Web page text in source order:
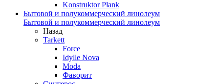
Konstruktor Plank
Бытовой и полукоммерческий линолеум
Бытовой и полукоммерческий линолеум
Назад
Tarkett
Force
Idylle Nova
Moda
Фаворит